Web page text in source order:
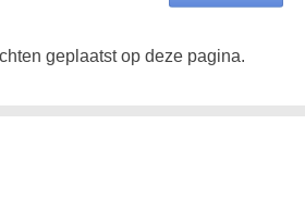
geplaatst op deze pagina.